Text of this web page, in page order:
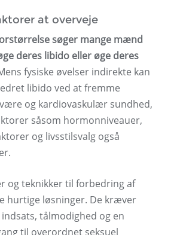
at overveje
søger mange mænd
deres libido eller øge deres
fysiske øvelser indirekte kan
libido ved at fremme
og kardiovaskulær sundhed,
såsom hormonniveauer,
og livsstilsvalg også
og teknikker til forbedring af
hurtige løsninger. De kræver
tålmodighed og en
til overordnet seksuel